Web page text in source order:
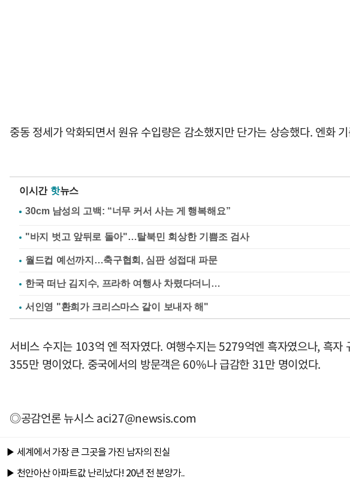
중동 정세가 악화되면서 원유 수입량은 감소했지만 단가는 상승했다. 엔
이시간 핫뉴스
"바지 벗고 앞뒤로 돌아"…탈북민 회상한 기쁨조 검사
월드컵 예선까지…축구협회, 심판 성접대 파문
한국 떠난 김지수, 프라하 여행사 차렸다더니…
서인영 "환희가 크리스마스 같이 보내자 해"
서비스 수지는 103억 엔 적자였다. 여행수지는 5279억엔 흑자였으나, 흑
355만 명이었다. 중국에서의 방문객은 60%나 급감한 31만 명이었다.
◎공감언론 뉴시스aci27@newsis.com